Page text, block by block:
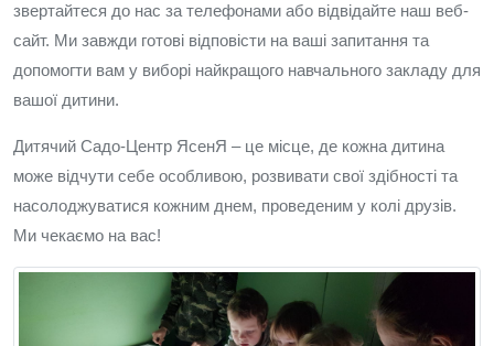
звертайтеся до нас за телефонами або відвідайте наш веб-
сайт. Ми завжди готові відповісти на ваші запитання та
допомогти вам у виборі найкращого навчального закладу для
вашої дитини.
Дитячий Садо-Центр ЯсенЯ – це місце, де кожна дитина
може відчути себе особливою, розвивати свої здібності та
насолоджуватися кожним днем, проведеним у колі друзів.
Ми чекаємо на вас!